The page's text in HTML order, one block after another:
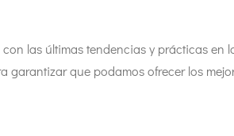
con las últimas tendencias y prácticas
garantizar que podamos ofrecer los